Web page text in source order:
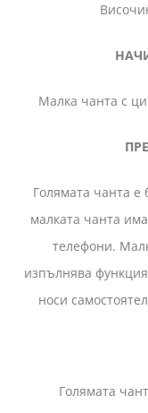
Малка чанта с
Голямата чанта е
малката чанта
телефони.
изпълнява
носи
Голямата чанта